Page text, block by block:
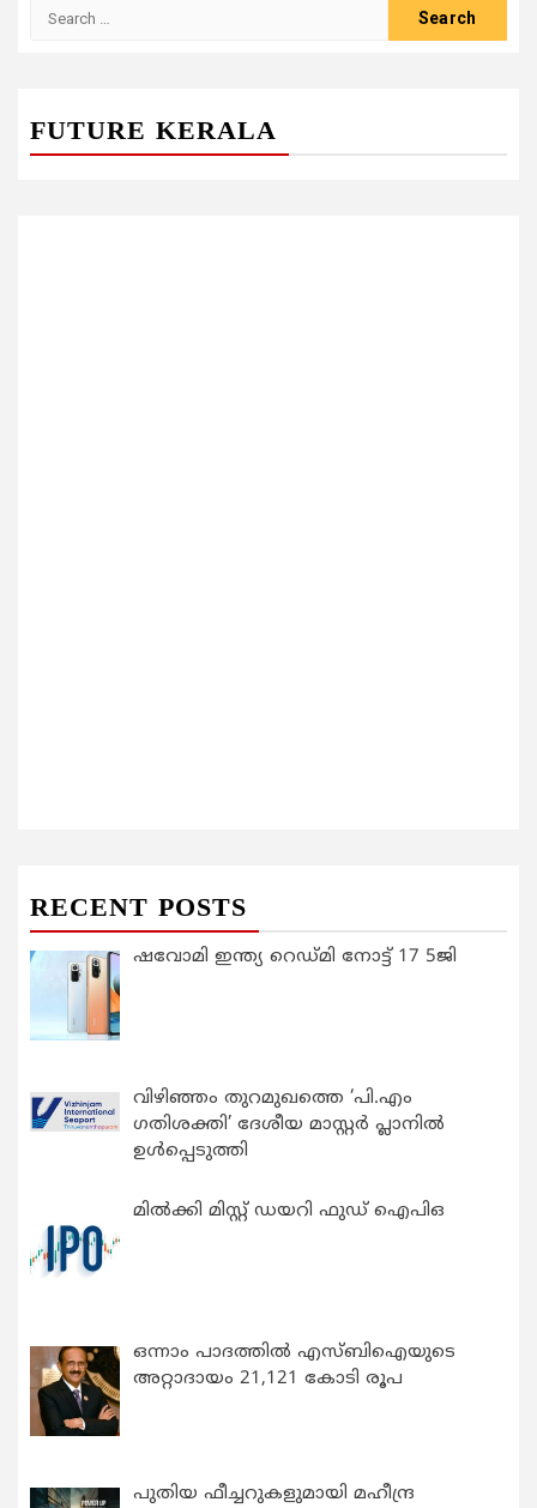
FUTURE KERALA
RECENT POSTS
ഷവോമി ഇന്ത്യ റെഡ്മി നോട്ട് 17 5ജി
വിഴിഞ്ഞം തുറമുഖത്തെ ‘പി.എം
ഗതിശക്തി’ ദേശീയ മാസ്റ്റർ പ്ലാനിൽ
ഉൾപ്പെടുത്തി
മിൽക്കി മിസ്റ്റ് ഡയറി ഫുഡ് ഐപിഒ
ഒന്നാം പാദത്തിൽ എസ്ബിഐയുടെ
അറ്റാദായം 21,121 കോടി രൂപ
പുതിയ ഫീച്ചറുകളുമായി മഹീന്ദ്ര